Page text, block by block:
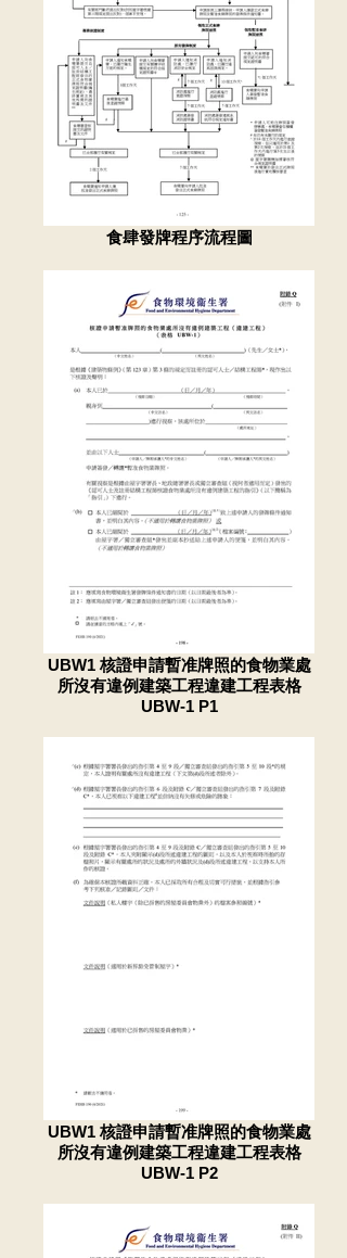
食肆發牌程序流程圖
UBW1 核證申請暫准牌照的食物業處
所沒有違例建築工程違建工程表格
UBW-1 P1
UBW1 核證申請暫准牌照的食物業處
所沒有違例建築工程違建工程表格
UBW-1 P2